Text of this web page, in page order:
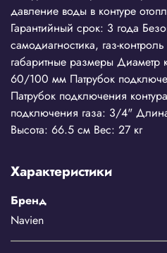
давление воды в контуре
Гарантийный срок: 3 года
самодиагностика, газ-
габаритные размеры Диаметр
60/100 мм Патрубок
Патрубок подключения
подключения газа: 3/4"
Высота: 66.5 см Вес: 27 кг
Характеристики
Бренд
Navien